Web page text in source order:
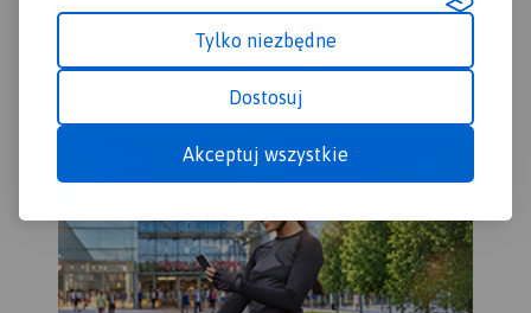
Tylko niezbędne
Dostosuj
Akceptuj wszystkie